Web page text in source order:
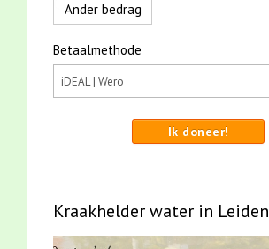
Ander bedrag
Betaalmethode
Ik doneer!
Kraakhelder water in Leiden